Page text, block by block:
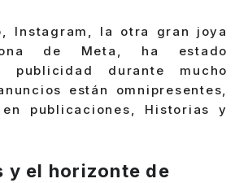
Instagram, la otra gran joya
de Meta, ha estado
publicidad durante mucho
están omnipresentes,
en publicaciones, Historias y
y el horizonte de